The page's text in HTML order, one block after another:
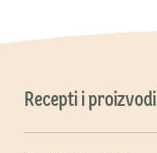
Recepti i proizvodi